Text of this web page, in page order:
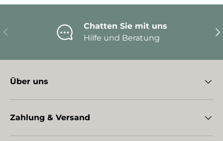
Vorherige
Chatten Sie mit uns
Hilfe und Beratung
Über uns
Zahlung & Versand